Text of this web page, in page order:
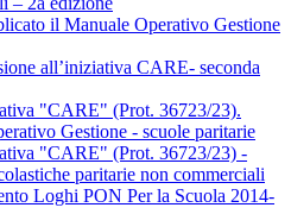
il Manuale Operativo Gestione
all’iniziativa CARE- seconda
"CARE" (Prot. 36723/23).
Gestione - scuole paritarie
"CARE" (Prot. 36723/23) -
paritarie non commerciali
Loghi PON Per la Scuola 2014-